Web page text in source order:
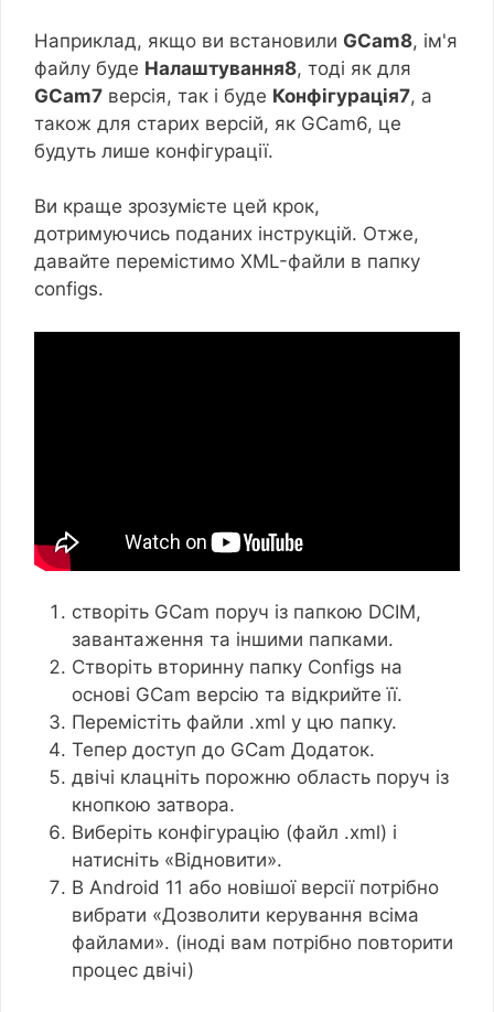
Наприклад, якщо ви встановили GCam8, ім'я
файлу буде Налаштування8, тоді як для
GCam7 версія, так і буде Конфігурація7, а
також для старих версій, як GCam6, це
будуть лише конфігурації.
Ви краще зрозумієте цей крок,
дотримуючись поданих інструкцій. Отже,
давайте перемістимо XML-файли в папку
configs.
створіть GCam поруч із папкою DCIM,
завантаження та іншими папками.
Створіть вторинну папку Configs на
основі GCam версію та відкрийте її.
Перемістіть файли .xml у цю папку.
Тепер доступ до GCam Додаток.
двічі клацніть порожню область поруч із
кнопкою затвора.
Виберіть конфігурацію (файл .xml) і
натисніть «Відновити».
В Android 11 або новішої версії потрібно
вибрати «Дозволити керування всіма
файлами». (іноді вам потрібно повторити
процес двічі)